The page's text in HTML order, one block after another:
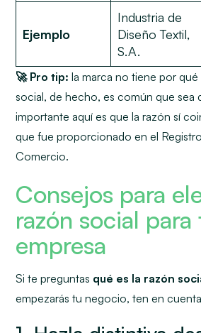
Ejemplo
Industria de
Diseño Textil,
S.A.
🚀 Pro tip:la marca no tiene por qué
social, de hecho, es común que sea
importante aquí es que la razón sí
que fue proporcionado en el
Comercio.
Consejos para
razón social para
empresa
Si te preguntas qué es la razón
empezarás tu negocio, ten en